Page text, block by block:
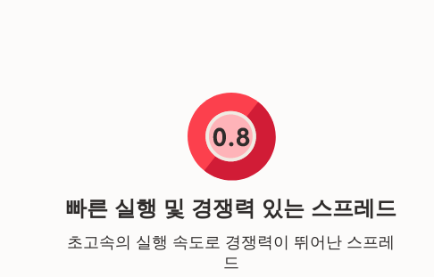
빠른 실행 및 경쟁력 있는 스프레드
초고속의 실행 속도로 경쟁력이 뛰어난 스프레
드